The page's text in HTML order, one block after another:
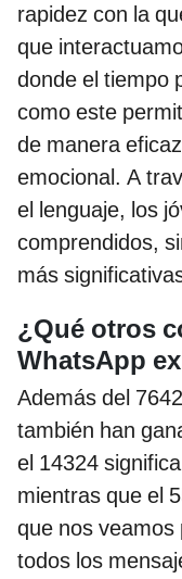
rapidez con la
que
donde el tiempo
como este
de manera
emocional. A
el lenguaje, los
comprendidos,
más
¿Qué otros
WhatsApp
Además del
también han
el 14324
mientras que el
que nos
todos los